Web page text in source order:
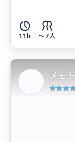
11h 〜7人
メモ